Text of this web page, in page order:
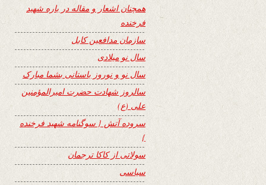
همچنان اشعار و مقاله در باره شهید
فرخنده
سازمان مدافعین کابل
سال نو میلادی
سال نو و نوروز باستانی بشما مبارک
سالروز شهادت حضرت امیرالمؤمنین
علی (ع)
سروده آتش { سوگنامه شهید فرخنده
}
سولاتی از کاکا ترجمان
سیاسی